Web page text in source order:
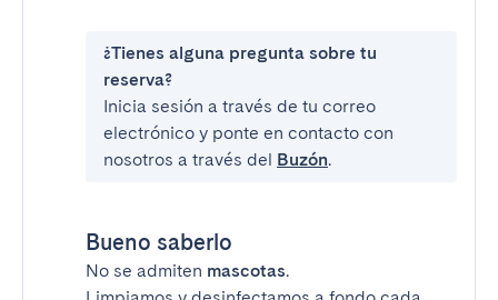
¿Tienes alguna pregunta sobre tu
reserva?
Inicia sesión a través de tu correo
electrónico y ponte en contacto con
nosotros a través del Buzón.
Bueno saberlo
No se admiten mascotas.